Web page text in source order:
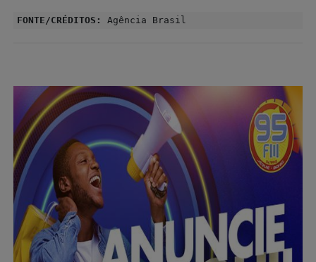
FONTE/CRÉDITOS: Agência Brasil